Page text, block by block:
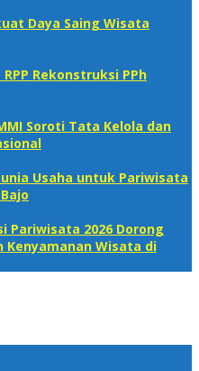
Daya Saing Wisata
Rekonstruksi PPh
Soroti Tata Kelola dan
Usaha untuk Pariwisata
Pariwisata 2026 Dorong
Kenyamanan Wisata di